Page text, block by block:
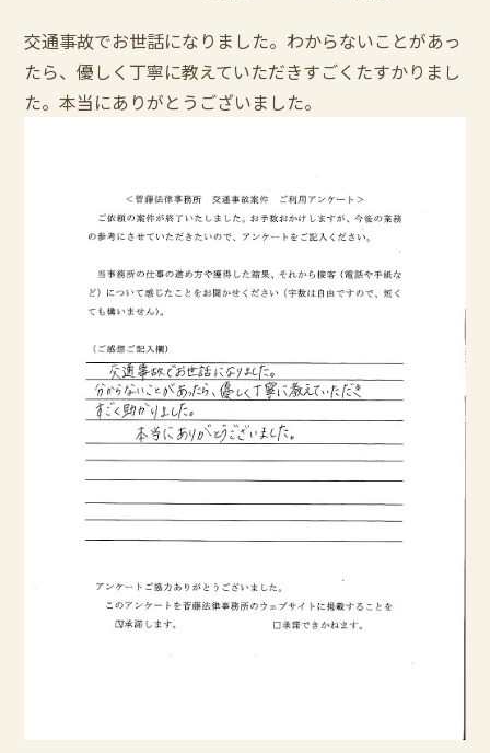
交通事故でお世話になりました。わからないことがあっ
たら、優しく丁寧に教えていただきすごくたすかりまし
た。本当にありがとうございました。